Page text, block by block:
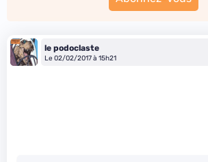
le podoclaste
Le 02/02/2017 à 15h21